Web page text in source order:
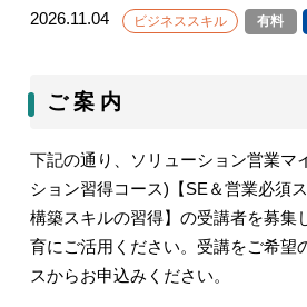
2026.11.04 ビジネススキル 有料
ご 案 内
下記の通り、ソリューション営業マ
ション習得コース) 【SE ＆営業必須
構築スキルの習得】の受講者を募集
育にご活用ください。受講をご希望
スからお申込みください。